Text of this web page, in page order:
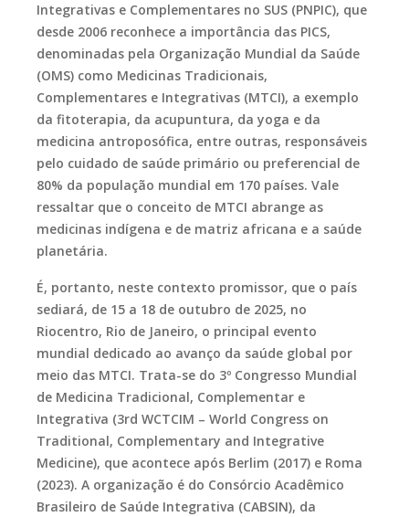
Integrativas e Complementares no SUS (PNPIC), que
desde 2006 reconhece a importância das PICS,
denominadas pela Organização Mundial da Saúde
(OMS) como Medicinas Tradicionais,
Complementares e Integrativas (MTCI), a exemplo
da fitoterapia, da acupuntura, da yoga e da
medicina antroposófica, entre outras, responsáveis
pelo cuidado de saúde primário ou preferencial de
80% da população mundial em 170 países. Vale
ressaltar que o conceito de MTCI abrange as
medicinas indígena e de matriz africana e a saúde
planetária.
É, portanto, neste contexto promissor, que o país
sediará, de 15 a 18 de outubro de 2025, no
Riocentro, Rio de Janeiro, o principal evento
mundial dedicado ao avanço da saúde global por
meio das MTCI. Trata-se do 3º Congresso Mundial
de Medicina Tradicional, Complementar e
Integrativa (3rd WCTCIM – World Congress on
Traditional, Complementary and Integrative
Medicine), que acontece após Berlim (2017) e Roma
(2023). A organização é do Consórcio Acadêmico
Brasileiro de Saúde Integrativa (CABSIN), da